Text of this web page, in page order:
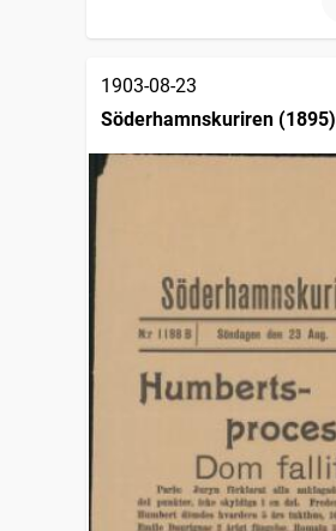
1903-08-23
Söderhamnskuriren (1895)